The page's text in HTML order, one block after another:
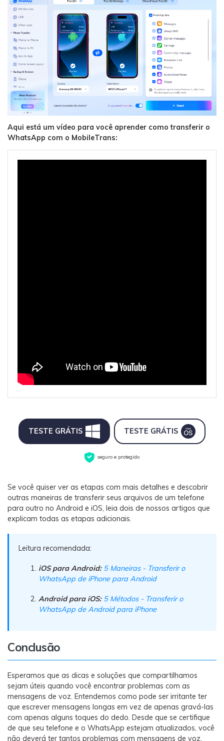
Aqui está um vídeo para você aprender como transferir o
WhatsApp com o MobileTrans:
TESTE GRÁTIS TESTE GRÁTIS
seguro e protegido
Se você quiser ver as etapas com mais detalhes e descobrir
outras maneiras de transferir seus arquivos de um telefone
para outro no Android e iOS, leia dois de nossos artigos que
explicam todas as etapas adicionais.
Leitura recomendada:
iOS para Android: 5 Maneiras - Transferir o
WhatsApp de iPhone para Android
Android para iOS: 5 Métodos - Transferir o
WhatsApp de Android para iPhone
Conclusão
Esperamos que as dicas e soluções que compartilhamos
sejam úteis quando você encontrar problemas com as
mensagens de voz. Entendemos como pode ser irritante ter
que escrever mensagens longas em vez de apenas gravá-las
com apenas alguns toques do dedo. Desde que se certifique
de que seu telefone e o WhatsApp estejam atualizados, você
não deverá ter tantos problemas com mensagens de voz.